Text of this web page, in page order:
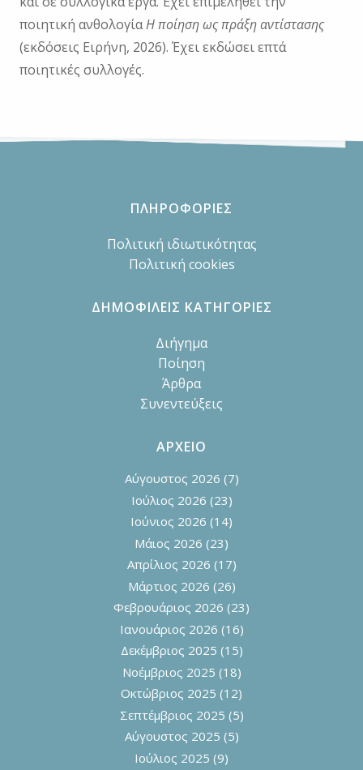
ποιητική ανθολογίαΗ ποίηση ως πράξη αντίστασης
(εκδόσεις Ειρήνη, 2026). Έχει εκδώσει επτά
ποιητικές συλλογές.
ΠΛΗΡΟΦΟΡΙΕΣ
Πολιτική ιδιωτικότητας
Πολιτική cookies
ΔΗΜΟΦΙΛΕΙΣ ΚΑΤΗΓΟΡΙΕΣ
Διήγημα
Ποίηση
Άρθρα
Συνεντεύξεις
ΑΡΧΕΙΟ
Αύγουστος 2026 (7)
Ιούλιος 2026 (23)
Ιούνιος 2026 (14)
Μάιος 2026 (23)
Απρίλιος 2026 (17)
Μάρτιος 2026 (26)
Φεβρουάριος 2026 (23)
Ιανουάριος 2026 (16)
Δεκέμβριος 2025 (15)
Νοέμβριος 2025 (18)
Οκτώβριος 2025 (12)
Σεπτέμβριος 2025 (5)
Αύγουστος 2025 (5)
Ιούλιος 2025 (9)